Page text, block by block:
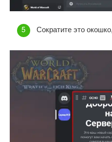
Сократите это